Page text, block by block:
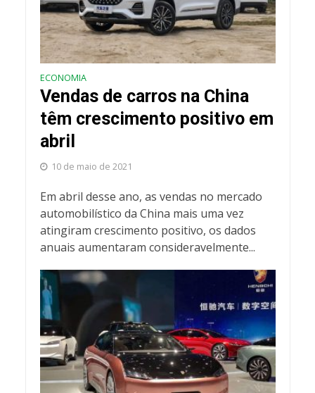
ECONOMIA
Vendas de carros na China
têm crescimento positivo em
abril
10 de maio de 2021
Em abril desse ano, as vendas no mercado
automobilístico da China mais uma vez
atingiram crescimento positivo, os dados
anuais aumentaram consideravelmente...